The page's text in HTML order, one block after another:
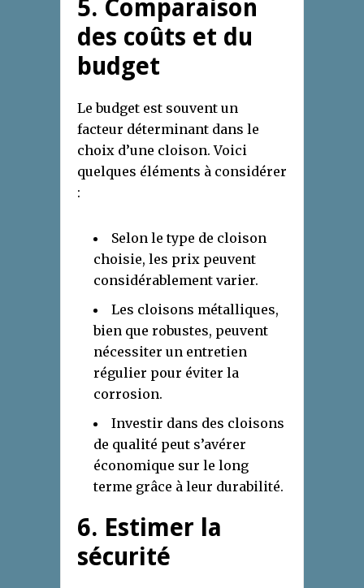
5. Comparaison
des coûts et du
budget
Le budget est souvent un
facteur déterminant dans le
choix d’une cloison. Voici
quelques éléments à considérer
:
Selon le type de cloison
choisie, les prix peuvent
considérablement varier.
Les cloisons métalliques,
bien que robustes, peuvent
nécessiter un entretien
régulier pour éviter la
corrosion.
Investir dans des cloisons
de qualité peut s’avérer
économique sur le long
terme grâce à leur durabilité.
6. Estimer la
sécurité